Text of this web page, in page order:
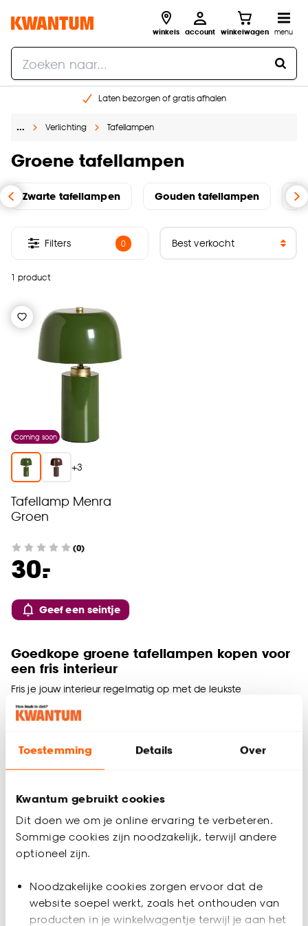
Toestemming Details Over
Kwantum gebruikt cookies
Dit doen we om je online ervaring te verbeteren.
Sommige cookies zijn noodzakelijk, terwijl andere
optioneel zijn.
Noodzakelijke cookies zorgen ervoor dat de
website soepel werkt, zoals het onthouden van
producten in je winkelwagentje terwijl je aan het
winkels account winkelwagen menu
Laten bezorgen of gratis afhalen
Gratis raam advies en opmeten aan huis
… Verlichting Tafellampen
Groene tafellampen
Zwarte tafellampen Gouden tafellampen
1 product
Filters 0
Coming soon
+3
Tafellamp Menra
Groen
(0)
30.
-
Geef een seintje
Goedkope groene tafellampen kopen voor
een fris interieur
Fris je jouw interieur regelmatig op met de leukste
woonaccessoires? Overweeg dan eens om een groene
tafellamp te kopen. Met de kleur groen geef je jouw interieur
Bovendien heb je met een groene tafellamp van Kwantum,
is zeker: bij Kwantum moet je zijn voor een goedkope,
Een groene tafellamp voor je bureau,
bijzettafel, dressoir of een ander plekje?
met de kleur groen. Combineer deze frisse kleur eens met de
kleur goud voor een chique en elegante uitstraling. Bij
Kwantum kies je altijd uit een divers assortiment aan groene